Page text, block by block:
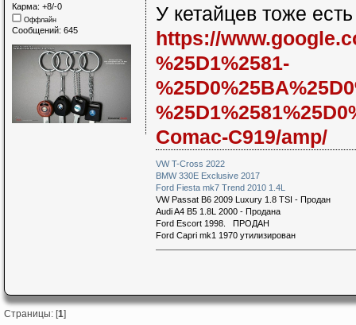
Карма: +8/-0
Оффлайн
Сообщений: 645
У кетайцев тоже
https://
%25D1%2581-
Comac-C919/amp/
VW T-Cross 2022
BMW 330E Exclusive 2017
Ford Fiesta mk7 Trend 2010 1.4L
VW Passat B6 2009 Luxury 1.8 TSI - Продан
Audi A4 B5 1.8L 2000 - Продана
Ford Escort 1998. ПРОДАН
Ford Capri mk1 1970 утилизирован
Страницы: [1]